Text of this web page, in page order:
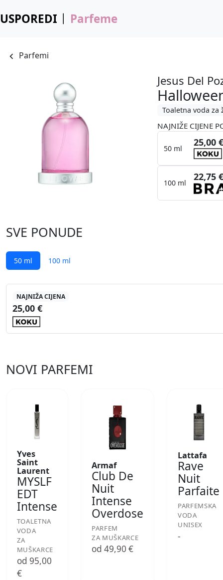
USPOREDI Parfeme
Parfemi
Jesus Del
Toaletna voda za
NAJNIŽE CIJENE
50 ml
25,00
100 ml
22,75
SVE PONUDE
50 ml 100 ml
NAJNIŽA CIJENA
25,00 €
NOVI PARFEMI
Yves
Saint
Laurent
MYSLF
EDT
Intense
TOALETNA
VODA
ZA
MUŠKARCE
od 95,00
€
Armaf
Club De
Nuit
Intense
Overdose
PARFEM
ZA MUŠKARCE
od 49,90 €
Lattafa
Rave
Nuit
Parfaite
PARFEMSKA
VODA
UNISEX
-